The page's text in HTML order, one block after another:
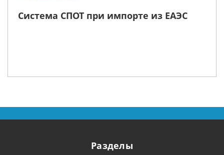
Система СПОТ при импорте из ЕАЭС
Разделы